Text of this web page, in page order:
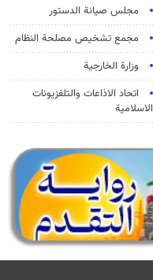
مجلس صيانة الدستور
مجمع تشخيص مصلحة النظام
وزارة الخارجية
اتحاد الاذاعات والتلفزيونات
الاسلامية